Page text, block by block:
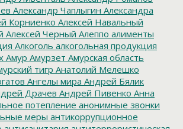
Александр Чаплыгин Александра
Корниенко Алексей Навальный
Алексей Черный Алеппо алименты
Алкоголь алкогольная продукция
Амур Амурзет Амурская область
тигр Анатолий Мелешко
Ангелы мира Андрей Бялик
Драчев Андрей Пивенко Анна
потепление анонимные звонки
меры антикоррупционное